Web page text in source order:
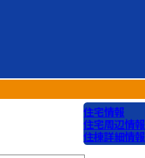
住宅情報
住宅周辺情報
住棟詳細情報